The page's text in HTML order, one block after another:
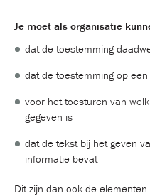
Je moet als organisatie
dat de toestemming
dat de toestemming op
voor het toesturen van
gegeven is
dat de tekst bij het geven
informatie bevat
Dit zijn dan ook de